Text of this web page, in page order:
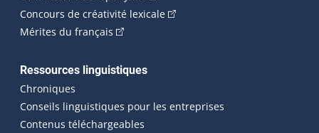
Concours de créativité lexicale(Cet hyperlien externe
Mérites du français (Cet hyperlien externe s'ouvrira dans une
Ressources linguistiques
Chroniques
Conseils linguistiques pour les entreprises
Contenus téléchargeables